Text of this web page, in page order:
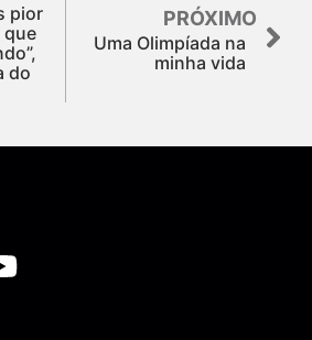
pior
que
do
PRÓXIMO
Uma Olimpíada na
minha vida